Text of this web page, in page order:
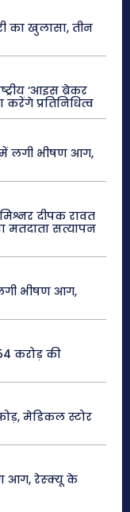
का खुलासा, तीन
‘आइस ब्रेकर
प्रतिनिधित्व
में लगी भीषण आग,
दीपक रावत
मतदाता सत्यापन
भीषण आग,
करोड़ की
मेडिकल स्टोर
आग, रेस्क्यू के